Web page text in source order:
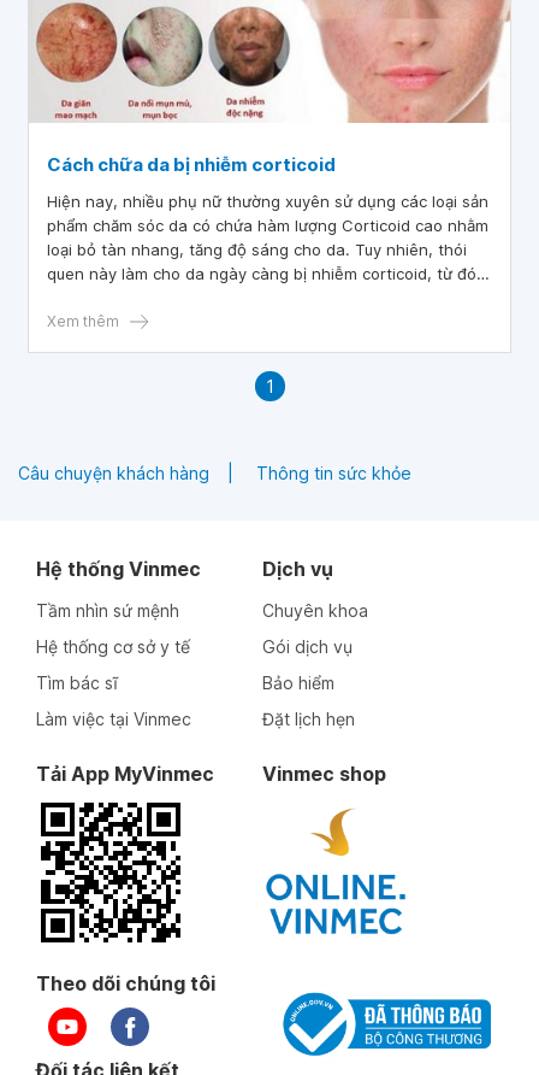
Cách chữa da bị nhiễm corticoid
Hiện nay, nhiều phụ nữ thường xuyên sử dụng các loại sản
phẩm chăm sóc da có chứa hàm lượng Corticoid cao nhằm
loại bỏ tàn nhang, tăng độ sáng cho da. Tuy nhiên, thói
quen này làm cho da ngày càng bị nhiễm corticoid, từ đó
trạng này thực chất là gì và khi da bị nhiễm corticoid phải
Xem thêm
1
Câu chuyện khách hàng Thông tin sức khỏe
Hệ thống Vinmec
Tầm nhìn sứ mệnh
Hệ thống cơ sở y tế
Tìm bác sĩ
Làm việc tại Vinmec
Dịch vụ
Chuyên khoa
Gói dịch vụ
Bảo hiểm
Đặt lịch hẹn
Tải App MyVinmec Vinmec shop
Theo dõi chúng tôi
Đối tác liên kết